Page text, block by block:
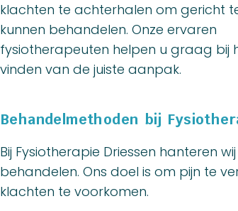
klachten te achterhalen om gericht
kunnen behandelen. Onze ervaren
fysiotherapeuten helpen u graag bij
vinden van de juiste aanpak.
Behandelmethoden bij
Bij Fysiotherapie Driessen hanteren
behandelen. Ons doel is om pijn te
klachten te voorkomen.